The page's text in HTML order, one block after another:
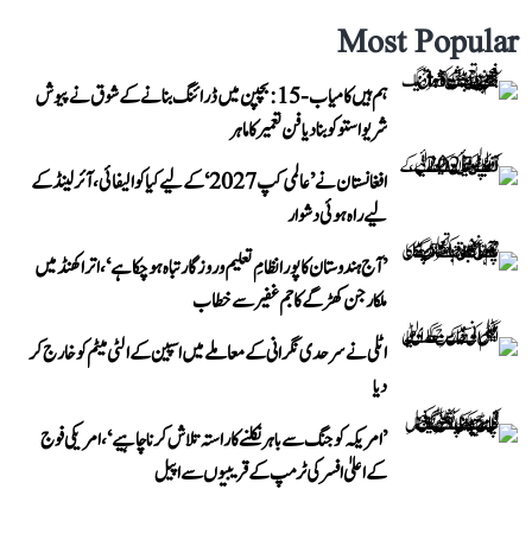
Most Popular
ہم ہیں کامیاب-15: بچپن میں ڈرائنگ بنانے کے شوق نے پیوش
شریواستو کو بنا دیا فن تعمیر کا ماہر
افغانستان نے ’عالمی کپ 2027‘ کے لیے کیا کوالیفائی، آئرلینڈ کے
لیے راہ ہوئی دشوار
’آج ہندوستان کا پورا نظامِ تعلیم و روزگار تباہ ہو چکا ہے‘، اتراکھنڈ میں
ملکارجن کھڑگے کا جم غفیر سے خطاب
اٹلی نے سرحدی نگرانی کے معاملے میں اسپین کے الٹی میٹم کو خارج کر
دیا
’امریکہ کو جنگ سے باہر نکلنے کا راستہ تلاش کرنا چاہیے‘، امریکی فوج
کے اعلیٰ افسر کی ٹرمپ کے قریبیوں سے اپیل